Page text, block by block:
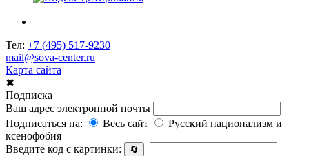
Тел: +7 (495) 517-9230
mail@sova-center.ru
Карта сайта
✖
Подписка
Ваш адрес электронной почты
Подписаться на:
Весь сайт
Русский национализм и
ксенофобия
Введите код с картинки:
🔄